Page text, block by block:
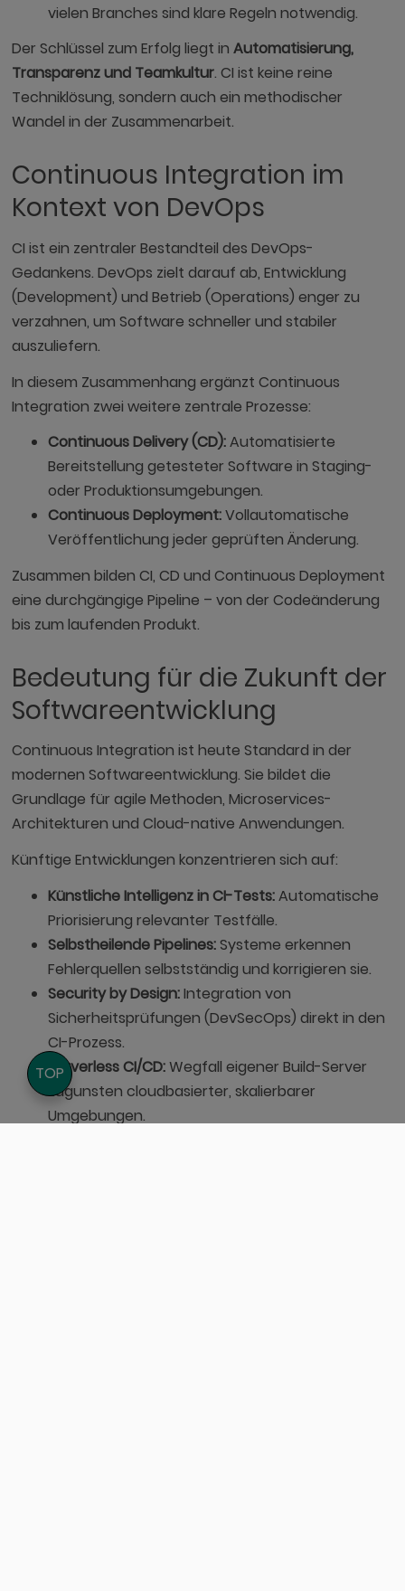
vielen Branches sind klare Regeln notwendig.
Der Schlüssel zum Erfolg liegt in Automatisierung,
Transparenz und Teamkultur. CI ist keine reine
Techniklösung, sondern auch ein methodischer
Wandel in der Zusammenarbeit.
Continuous Integration im
Kontext von DevOps
CI ist ein zentraler Bestandteil des DevOps-
Gedankens. DevOps zielt darauf ab, Entwicklung
(Development) und Betrieb (Operations) enger zu
verzahnen, um Software schneller und stabiler
auszuliefern.
In diesem Zusammenhang ergänzt Continuous
Integration zwei weitere zentrale Prozesse:
Continuous Delivery (CD):Automatisierte
Bereitstellung getesteter Software in Staging-
oder Produktionsumgebungen.
Continuous Deployment:Vollautomatische
Veröffentlichung jeder geprüften Änderung.
Zusammen bilden CI, CD und Continuous Deployment
eine durchgängige Pipeline – von der Codeänderung
bis zum laufenden Produkt.
Bedeutung für die Zukunft der
Softwareentwicklung
Continuous Integration ist heute Standard in der
modernen Softwareentwicklung. Sie bildet die
Grundlage für agile Methoden, Microservices-
Architekturen und Cloud-native Anwendungen.
Künftige Entwicklungen konzentrieren sich auf:
Künstliche Intelligenz in CI-Tests:Automatische
Priorisierung relevanter Testfälle.
Selbstheilende Pipelines:Systeme erkennen
Fehlerquellen selbstständig und korrigieren sie.
Security by Design:Integration von
Sicherheitsprüfungen (DevSecOps) direkt in den
CI-Prozess.
Serverless CI/CD:Wegfall eigener Build-Server
zugunsten cloudbasierter, skalierbarer
Umgebungen.
TOP